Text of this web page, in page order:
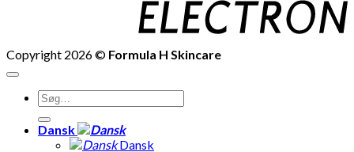
Copyright 2026 © Formula H Skincare
Søg
efter:
Dansk
Dansk